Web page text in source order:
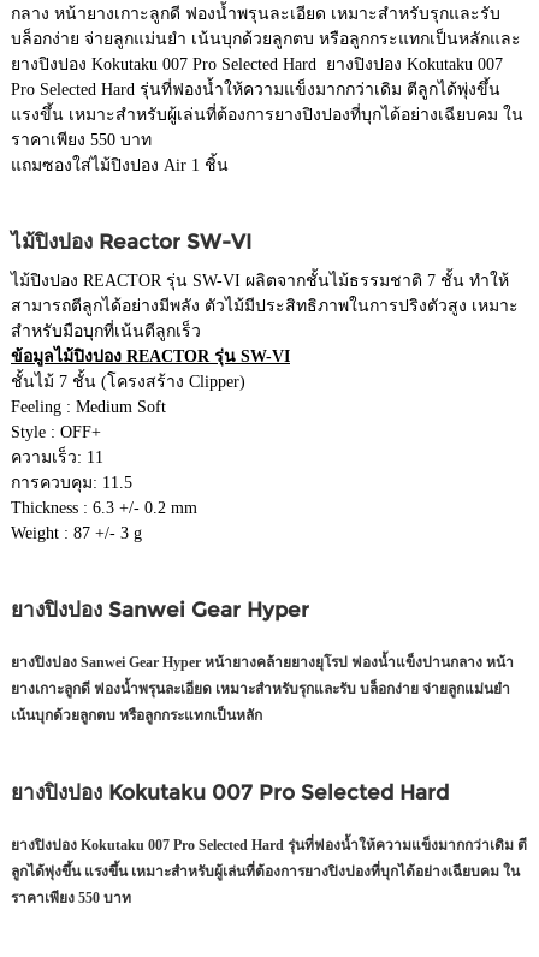
กลาง หน้ายางเกาะลูกดี ฟองน้ำพรุนละเอียด เหมาะสำหรับรุกและรับ
บล็อกง่าย จ่ายลูกแม่นยำ เน้นบุกด้วยลูกตบ หรือลูกกระแทกเป็นหลักและ
ยางปิงปอง Kokutaku 007 Pro Selected Hard ยางปิงปอง Kokutaku 007
Pro Selected Hard รุ่นที่ฟองน้ำให้ความแข็งมากกว่าเดิม ตีลูกได้พุ่งขึ้น
แรงขึ้น เหมาะสำหรับผู้เล่นที่ต้องการยางปิงปองที่บุกได้อย่างเฉียบคม ใน
ราคาเพียง 550 บาท
แถมซองใส่ไม้ปิงปอง Air 1 ชิ้น
ไม้ปิงปอง Reactor SW-VI
ไม้ปิงปอง REACTOR รุ่น SW-VI ผลิตจากชั้นไม้ธรรมชาติ 7 ชั้น ทำให้
สามารถตีลูกได้อย่างมีพลัง ตัวไม้มีประสิทธิภาพในการปริงตัวสูง เหมาะ
สำหรับมือบุกที่เน้นตีลูกเร็ว
ข้อมูลไม้ปิงปอง REACTOR รุ่น SW-VI
ชั้นไม้ 7 ชั้น (โครงสร้าง Clipper)
Feeling : Medium Soft
Style : OFF+
ความเร็ว: 11
การควบคุม: 11.5
Thickness : 6.3 +/- 0.2 mm
Weight : 87 +/- 3 g
ยางปิงปอง Sanwei Gear Hyper
ยางปิงปอง Sanwei Gear Hyper หน้ายางคล้ายยางยุโรป ฟองน้ำแข็งปานกลาง หน้า
ยางเกาะลูกดี ฟองน้ำพรุนละเอียด เหมาะสำหรับรุกและรับ บล็อกง่าย จ่ายลูกแม่นยำ
เน้นบุกด้วยลูกตบ หรือลูกกระแทกเป็นหลัก
ยางปิงปอง Kokutaku 007 Pro Selected Hard
ยางปิงปอง Kokutaku 007 Pro Selected Hard รุ่นที่ฟองน้ำให้ความแข็งมากกว่าเดิม ตี
ลูกได้พุ่งขึ้น แรงขึ้น เหมาะสำหรับผู้เล่นที่ต้องการยางปิงปองที่บุกได้อย่างเฉียบคม ใน
ราคาเพียง 550 บาท